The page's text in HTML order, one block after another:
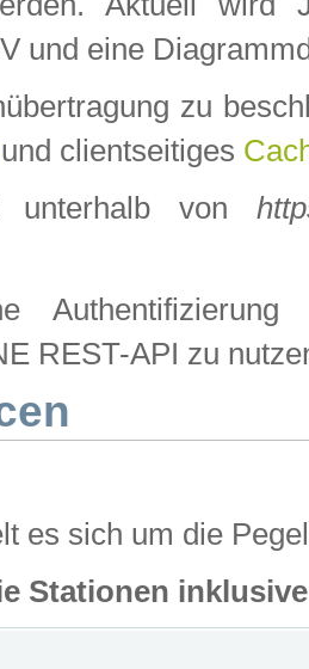
und eine
zu
und clientseitiges
von
REST-API zu
es sich um die
Stationen